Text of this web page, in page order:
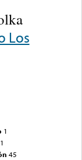
Los
1
45